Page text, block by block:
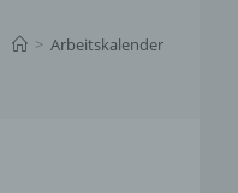
> Arbeitskalender